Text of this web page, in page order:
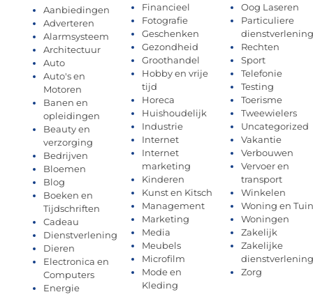
Aanbiedingen
Adverteren
Alarmsysteem
Architectuur
Auto
Auto's en
Motoren
Banen en
opleidingen
Beauty en
verzorging
Bedrijven
Bloemen
Blog
Boeken en
Tijdschriften
Cadeau
Dienstverlening
Dieren
Electronica en
Computers
Energie
Financieel
Fotografie
Geschenken
Gezondheid
Groothandel
Hobby en vrije
tijd
Horeca
Huishoudelijk
Industrie
Internet
Internet
marketing
Kinderen
Kunst en Kitsch
Management
Marketing
Media
Meubels
Microfilm
Mode en
Kleding
Oog Laseren
Particuliere
dienstverlening
Rechten
Sport
Telefonie
Testing
Toerisme
Tweewielers
Uncategorized
Vakantie
Verbouwen
Vervoer en
transport
Winkelen
Woning en Tuin
Woningen
Zakelijk
Zakelijke
dienstverlening
Zorg